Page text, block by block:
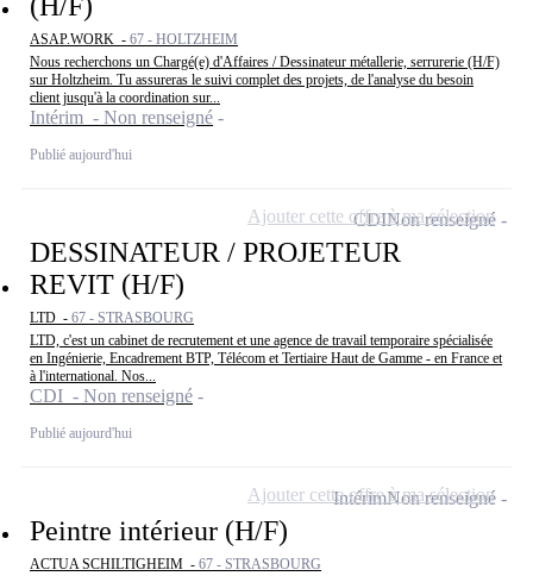
ASAP.WORK - 67 - HOLTZHEIM
Nous recherchons un Chargé(e) d'Affaires / Dessinateur métallerie, serrurerie (H/F)
sur Holtzheim. Tu assureras le suivi complet des projets, de l'analyse du besoin
client jusqu'à la coordination sur...
Intérim - Non renseigné
Publié aujourd'hui
DESSINATEUR / PROJETEUR
REVIT (H/F)
LTD - 67 - STRASBOURG
LTD, c'est un cabinet de recrutement et une agence de travail temporaire spécialisée
en Ingénierie, Encadrement BTP, Télécom et Tertiaire Haut de Gamme - en France et
à l'international. Nos...
CDI - Non renseigné
Publié aujourd'hui
CDINon renseigné
Ajouter cette offre à ma sélection
Peintre intérieur (H/F)
ACTUA SCHILTIGHEIM - 67 - STRASBOURG
IntérimNon renseigné
Ajouter cette offre à ma sélection